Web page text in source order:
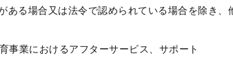
ある場合又は法令で認められている場合を除き
業におけるアフターサービス、サポート